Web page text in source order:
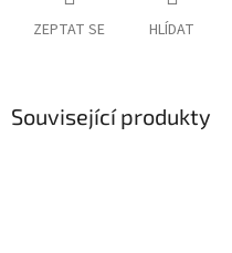
ZEPTAT SE HLÍDAT
Související produkty